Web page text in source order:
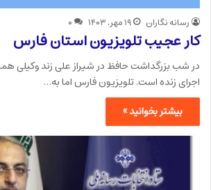
رسانه نگاران ۱۹ مهر, ۱۴۰۳ ۰
کار عجیب تلویزیون استان فارس
در شب بزرگداشت حافظ در شیراز علی زند وکیلی
اجرای زنده است. تلویزیون فارس اما به…
بیشتر بخوانید »